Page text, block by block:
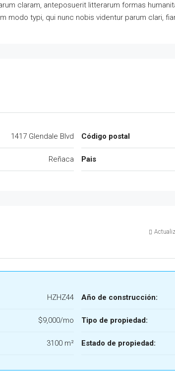
claram, anteposuerit litterarum formas
modo typi, qui nunc nobis videntur parum clari,
1417 Glendale Blvd
Reñaca
Código postal
Pais
HZHZ44
$9,000/mo
3100 m²
Año de construcción:
Tipo de propiedad:
Estado de propiedad: